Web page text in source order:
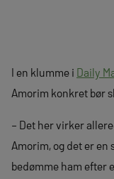
I en klumme i Daily
Amorim konkret bør
– Det her virker
Amorim, og det er
bedømme ham efter